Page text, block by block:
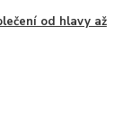
od hlavy až